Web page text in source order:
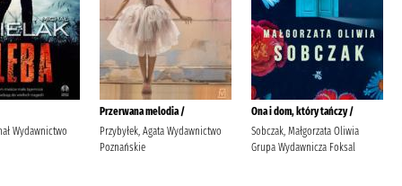
Wydawnictwo
Przerwana melodia /
Przybyłek, Agata Wydawnictwo
Poznańskie
Ona i dom, który tańczy /
Sobczak, Małgorzata Oliwia
Grupa Wydawnicza Foksal